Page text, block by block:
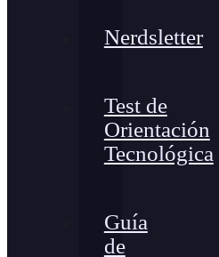
Nerdsletter
Test de
Orientación
Tecnológica
Guía
de